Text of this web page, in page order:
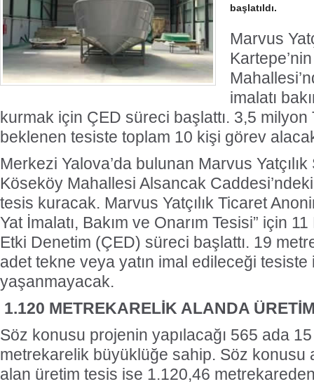
başlatıldı.
Marvus
imalatı
kurmak için ÇED süreci başlattı. 3,5 milyon
beklenen tesiste toplam 10 kişi görev
Merkezi Yalova’da bulunan Marvus
Köseköy Mahallesi Alsancak
tesis kuracak. Marvus Yatçılık Ticaret
Yat İmalatı, Bakım ve Onarım Tesisi” için
Etki Denetim (ÇED) süreci başlattı. 19
adet tekne veya yatın imal edileceği
yaşanmayacak.
1.120 METREKARELİK ALANDA
Söz konusu projenin yapılacağı 565 ada
metrekarelik büyüklüğe sahip. Söz konusu
alan üretim tesis ise 1.120,46